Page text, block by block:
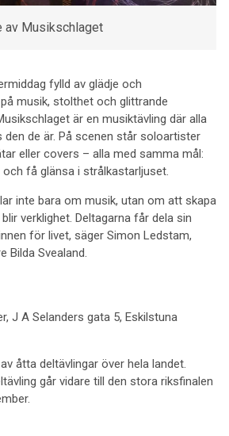
av Musikschlaget
fylld av glädje och
musik, stolthet och glittrande
är en musiktävling där alla
de är. På scenen står soloartister
eller covers – alla med samma mål:
få glänsa i strålkastarljuset.
inte bara om musik, utan om att skapa
verklighet. Deltagarna får dela sin
för livet, säger Simon Ledstam,
Bilda Svealand.
J A Selanders gata 5, Eskilstuna
åtta deltävlingar över hela landet.
går vidare till den stora riksfinalen